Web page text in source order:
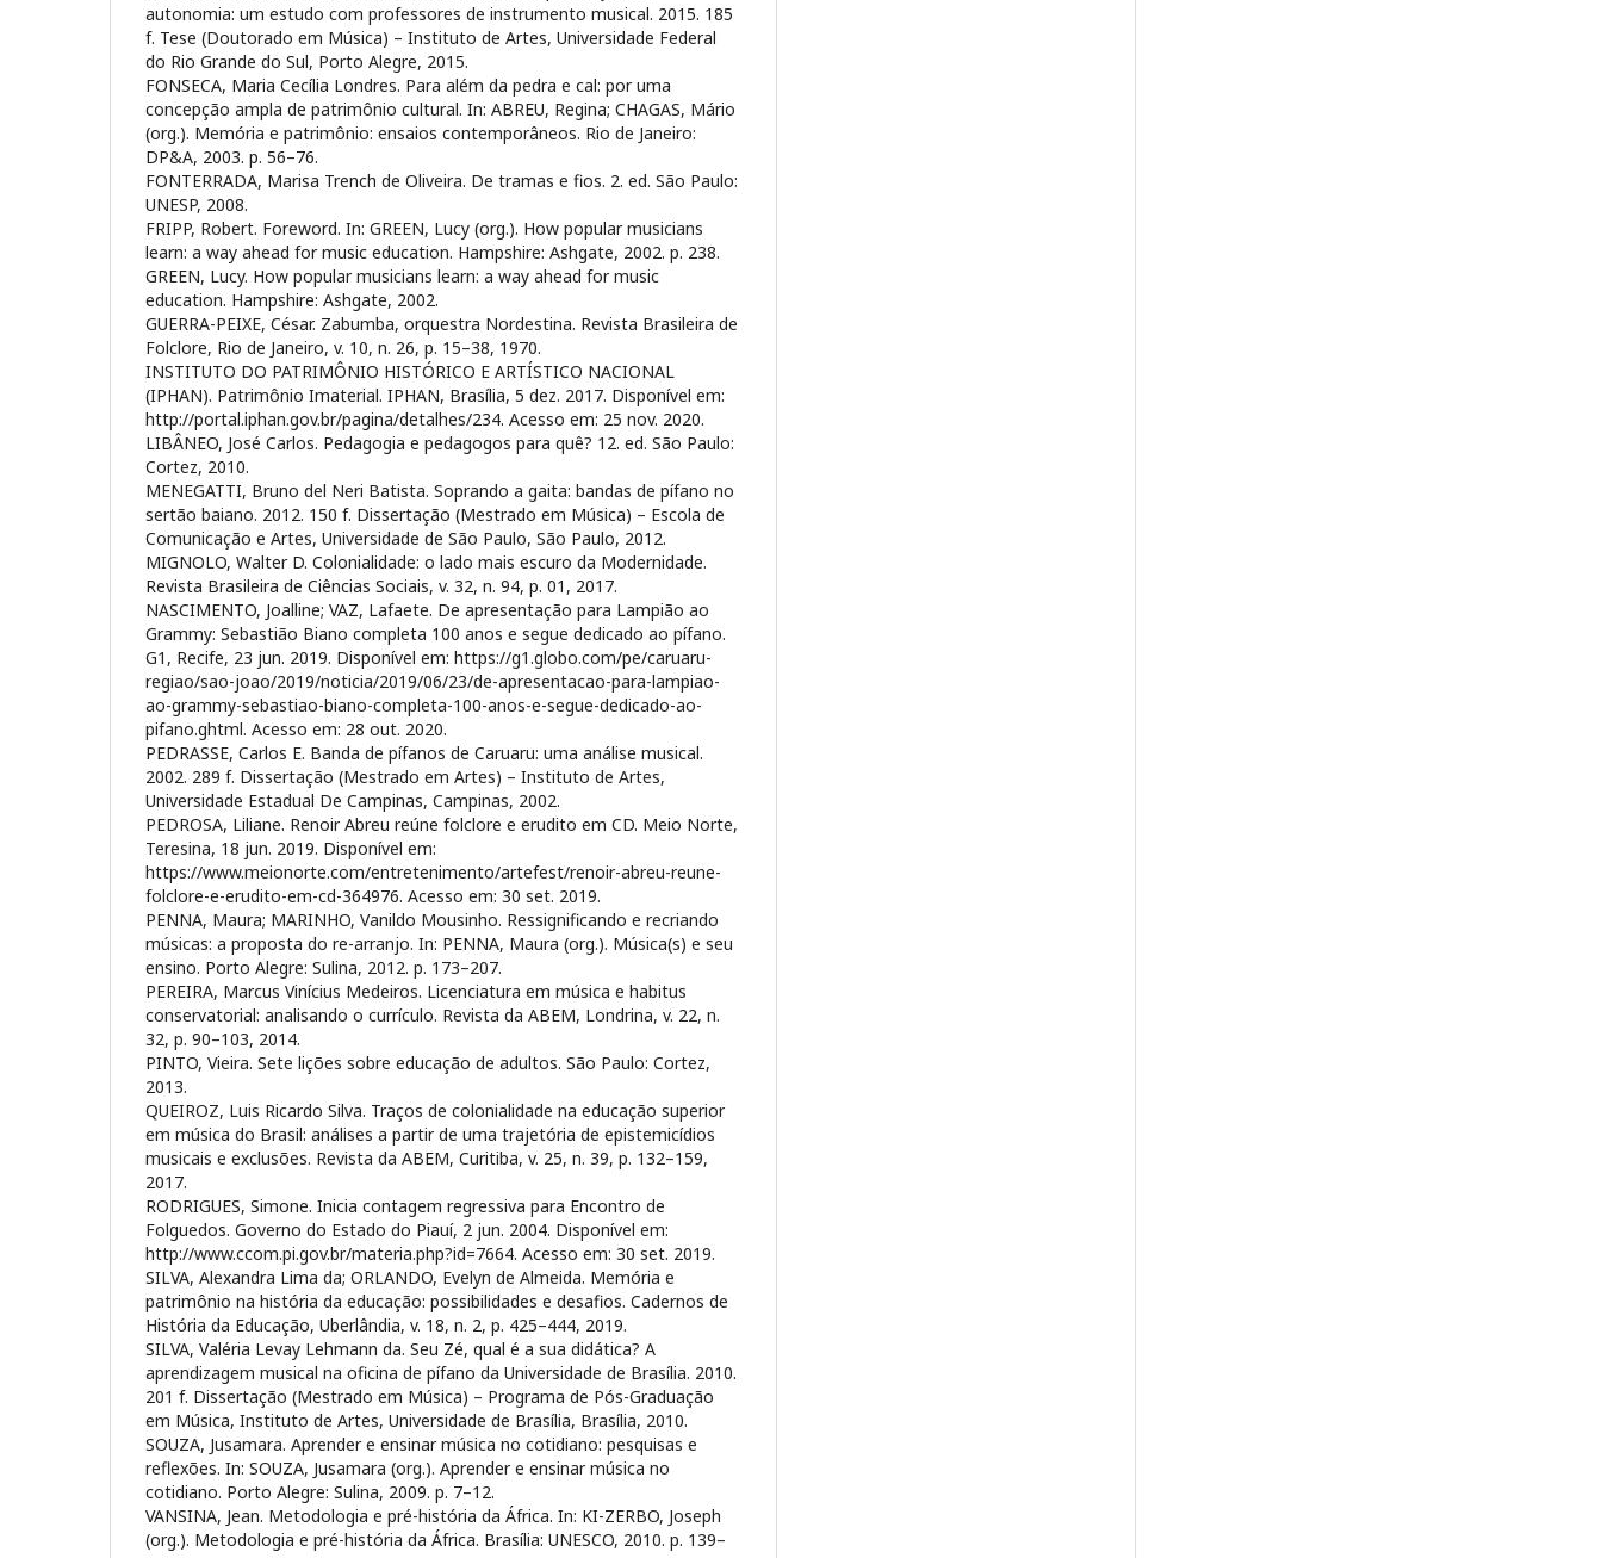
autonomia: um estudo com professores de instrumento musical. 2015. 185
f. Tese (Doutorado em Música) – Instituto de Artes, Universidade Federal
do Rio Grande do Sul, Porto Alegre, 2015.
FONSECA, Maria Cecília Londres. Para além da pedra e cal: por uma
concepção ampla de patrimônio cultural. In: ABREU, Regina; CHAGAS, Mário
(org.). Memória e patrimônio: ensaios contemporâneos. Rio de Janeiro:
DP&A, 2003. p. 56–76.
FONTERRADA, Marisa Trench de Oliveira. De tramas e fios. 2. ed. São Paulo:
UNESP, 2008.
FRIPP, Robert. Foreword. In: GREEN, Lucy (org.). How popular musicians
learn: a way ahead for music education. Hampshire: Ashgate, 2002. p. 238.
GREEN, Lucy. How popular musicians learn: a way ahead for music
education. Hampshire: Ashgate, 2002.
GUERRA-PEIXE, César. Zabumba, orquestra Nordestina. Revista Brasileira de
Folclore, Rio de Janeiro, v. 10, n. 26, p. 15–38, 1970.
INSTITUTO DO PATRIMÔNIO HISTÓRICO E ARTÍSTICO NACIONAL
(IPHAN). Patrimônio Imaterial. IPHAN, Brasília, 5 dez. 2017. Disponível em:
http://portal.iphan.gov.br/pagina/detalhes/234. Acesso em: 25 nov. 2020.
LIBÂNEO, José Carlos. Pedagogia e pedagogos para quê? 12. ed. São Paulo:
Cortez, 2010.
MENEGATTI, Bruno del Neri Batista. Soprando a gaita: bandas de pífano no
sertão baiano. 2012. 150 f. Dissertação (Mestrado em Música) – Escola de
Comunicação e Artes, Universidade de São Paulo, São Paulo, 2012.
MIGNOLO, Walter D. Colonialidade: o lado mais escuro da Modernidade.
Revista Brasileira de Ciências Sociais, v. 32, n. 94, p. 01, 2017.
NASCIMENTO, Joalline; VAZ, Lafaete. De apresentação para Lampião ao
Grammy: Sebastião Biano completa 100 anos e segue dedicado ao pífano.
G1, Recife, 23 jun. 2019. Disponível em: https://g1.globo.com/pe/caruaru-
regiao/sao-joao/2019/noticia/2019/06/23/de-apresentacao-para-lampiao-
ao-grammy-sebastiao-biano-completa-100-anos-e-segue-dedicado-ao-
pifano.ghtml. Acesso em: 28 out. 2020.
PEDRASSE, Carlos E. Banda de pífanos de Caruaru: uma análise musical.
2002. 289 f. Dissertação (Mestrado em Artes) – Instituto de Artes,
Universidade Estadual De Campinas, Campinas, 2002.
PEDROSA, Liliane. Renoir Abreu reúne folclore e erudito em CD. Meio Norte,
Teresina, 18 jun. 2019. Disponível em:
https://www.meionorte.com/entretenimento/artefest/renoir-abreu-reune-
folclore-e-erudito-em-cd-364976. Acesso em: 30 set. 2019.
PENNA, Maura; MARINHO, Vanildo Mousinho. Ressignificando e recriando
músicas: a proposta do re-arranjo. In: PENNA, Maura (org.). Música(s) e seu
ensino. Porto Alegre: Sulina, 2012. p. 173–207.
PEREIRA, Marcus Vinícius Medeiros. Licenciatura em música e habitus
conservatorial: analisando o currículo. Revista da ABEM, Londrina, v. 22, n.
32, p. 90–103, 2014.
PINTO, Vieira. Sete lições sobre educação de adultos. São Paulo: Cortez,
2013.
QUEIROZ, Luis Ricardo Silva. Traços de colonialidade na educação superior
em música do Brasil: análises a partir de uma trajetória de epistemicídios
musicais e exclusões. Revista da ABEM, Curitiba, v. 25, n. 39, p. 132–159,
2017.
RODRIGUES, Simone. Inicia contagem regressiva para Encontro de
Folguedos. Governo do Estado do Piauí, 2 jun. 2004. Disponível em:
http://www.ccom.pi.gov.br/materia.php?id=7664. Acesso em: 30 set. 2019.
SILVA, Alexandra Lima da; ORLANDO, Evelyn de Almeida. Memória e
patrimônio na história da educação: possibilidades e desafios. Cadernos de
História da Educação, Uberlândia, v. 18, n. 2, p. 425–444, 2019.
SILVA, Valéria Levay Lehmann da. Seu Zé, qual é a sua didática? A
aprendizagem musical na oficina de pífano da Universidade de Brasília. 2010.
201 f. Dissertação (Mestrado em Música) – Programa de Pós-Graduação
em Música, Instituto de Artes, Universidade de Brasília, Brasília, 2010.
SOUZA, Jusamara. Aprender e ensinar música no cotidiano: pesquisas e
reflexões. In: SOUZA, Jusamara (org.). Aprender e ensinar música no
cotidiano. Porto Alegre: Sulina, 2009. p. 7–12.
VANSINA, Jean. Metodologia e pré-história da África. In: KI-ZERBO, Joseph
(org.). Metodologia e pré-história da África. Brasília: UNESCO, 2010. p. 139–